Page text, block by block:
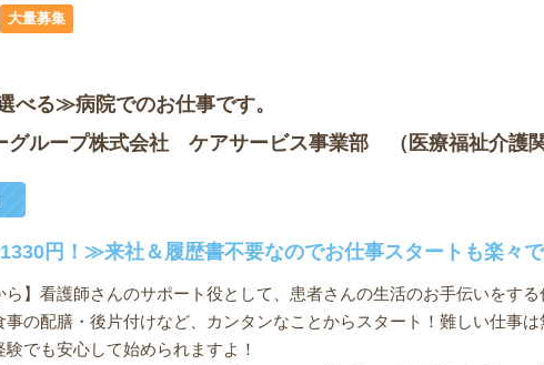
大量募集
べる≫病院でのお仕事です。
グループ株式会社 ケアサービス事業部 （医療福祉介護関
円！≫来社＆履歴書不要なのでお仕事スタートも楽々
ら】看護師さんのサポート役として、患者さんの生活のお手伝いをす
事の配膳・後片付けなど、カンタンなことからスタート！難しい仕事
でも安心して始められますよ！